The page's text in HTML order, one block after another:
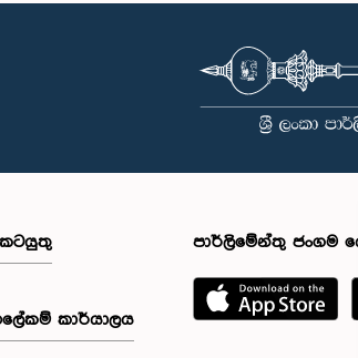
කටයුතු
කාර්යාලය
පාර්ලිමේන්තු ජංගම